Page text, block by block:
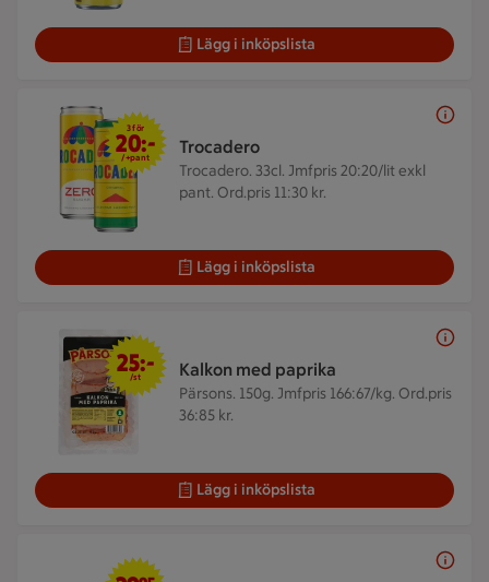
Lägg i inköpslista
Trocadero
Trocadero. 33cl. Jmfpris 20:20/lit exkl
pant. Ord.pris 11:30 kr.
3 för 20 kr +pant
3 för
20:-
/+pant
Lägg i inköpslista
Kalkon med paprika
Pärsons. 150g. Jmfpris 166:67/kg. Ord.pris
36:85 kr.
25 kr/st
25:-
/st
Lägg i inköpslista
29,95 kr/st